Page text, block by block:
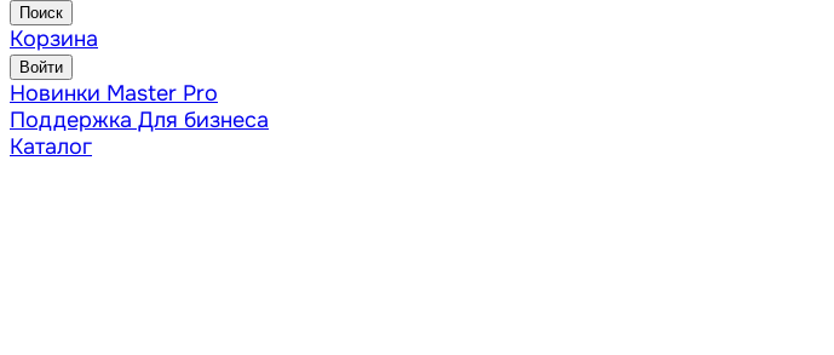
Поиск
Корзина
Войти
Новинки Master Pro
Поддержка Для бизнеса
Каталог